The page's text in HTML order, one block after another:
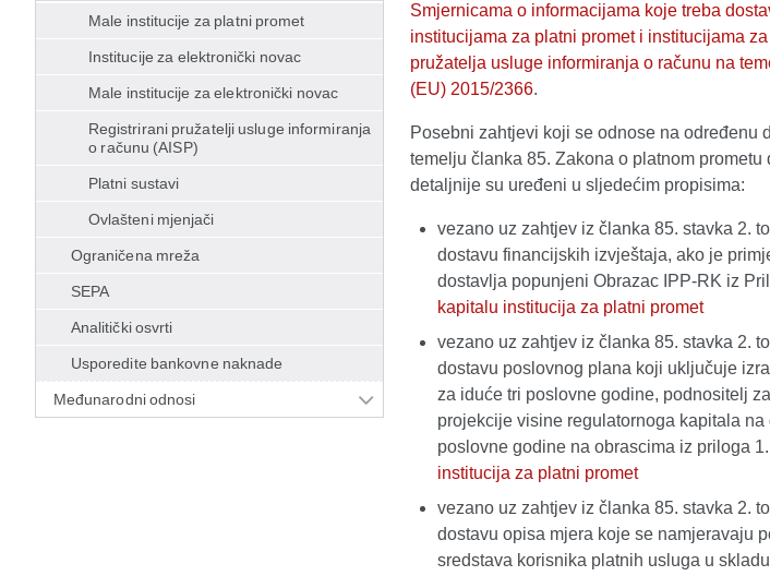
Male institucije za platni promet
Institucije za elektronički novac
Male institucije za elektronički novac
Registrirani pružatelji usluge informiranja
o računu (AISP)
Platni sustavi
Ovlašteni mjenjači
Ograničena mreža
SEPA
Analitički osvrti
Usporedite bankovne naknade
Međunarodni odnosi
Smjernicama o informacijama koje treba
institucijama za platni promet i institucijama
pružatelja usluge informiranja o računu na
(EU) 2015/2366.
Posebni zahtjevi koji se odnose na određenu
temelju članka 85. Zakona o platnom
detaljnije su uređeni u sljedećim propisima:
vezano uz zahtjev iz članka 85. stavka 2.
dostavu financijskih izvještaja, ako je
dostavlja popunjeni Obrazac IPP-RK iz
kapitalu institucija za platni promet
vezano uz zahtjev iz članka 85. stavka 2.
dostavu poslovnog plana koji uključuje
za iduće tri poslovne godine, podnositelj
projekcije visine regulatornoga kapitala
poslovne godine na obrascima iz priloga
institucija za platni promet
vezano uz zahtjev iz članka 85. stavka 2.
dostavu opisa mjera koje se namjeravaju
sredstava korisnika platnih usluga u